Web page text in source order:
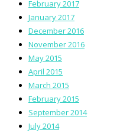
February 2017
January 2017
December 2016
November 2016
May 2015
April 2015
March 2015
February 2015
September 2014
July 2014